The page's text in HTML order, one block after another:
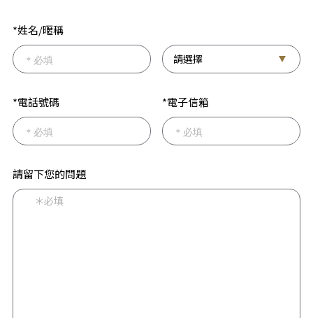
*姓名/暱稱
*電話號碼 *電子信箱
請留下您的問題